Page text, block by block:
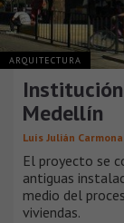
ARQUITECTURA
Medellín
Luís Julián
El proyecto se
antiguas
medio del
viviendas.